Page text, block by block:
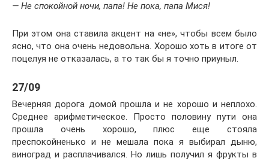
— Не спокойной ночи, папа! Не пока, папа Мися!
При этом она ставила акцент на «не», чтобы всем было
ясно, что она очень недовольна. Хорошо хоть в итоге от
поцелуя не отказалась, а то так бы я точно приуныл.
27/09
Вечерняя дорога домой прошла и не хорошо и неплохо.
Среднее арифметическое. Просто половину пути она
прошла очень хорошо, плюс еще стояла
преспокойненько и не мешала пока я выбирал дыню,
виноград и расплачивался. Но лишь получил я фрукты в